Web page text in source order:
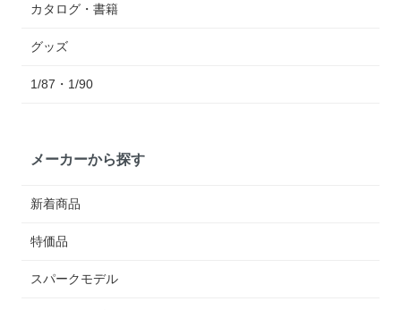
カタログ・書籍
グッズ
1/87・1/90
メーカーから探す
新着商品
特価品
スパークモデル